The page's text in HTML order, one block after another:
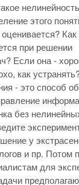
этого
Как
при решении
Если она -
как
- это способ
без
у
и пр. Потом
для